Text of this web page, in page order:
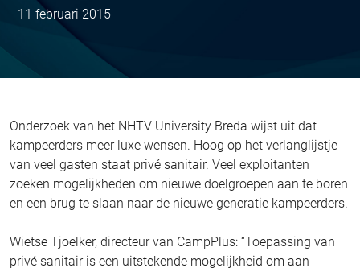
11 februari 2015
Onderzoek van het NHTV University Breda wijst uit dat
kampeerders meer luxe wensen. Hoog op het verlanglijstje
van veel gasten staat privé sanitair. Veel exploitanten
zoeken mogelijkheden om nieuwe doelgroepen aan te boren
en een brug te slaan naar de nieuwe generatie kampeerders.
Wietse Tjoelker, directeur van CampPlus: “Toepassing van
privé sanitair is een uitstekende mogelijkheid om aan